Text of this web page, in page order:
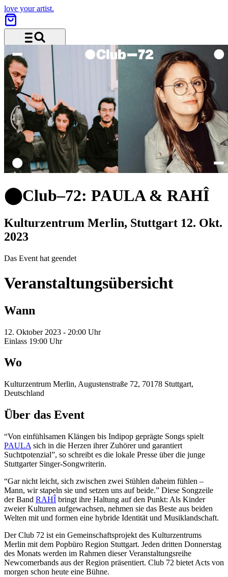
love your artist.
Menü und Suche
⬤Club–72: PAULA & RAHÎ
Kulturzentrum Merlin, Stuttgart 12. Okt.
2023
Das Event hat geendet
Veranstaltungsübersicht
Wann
12. Oktober 2023 - 20:00 Uhr
Einlass 19:00 Uhr
Wo
Kulturzentrum Merlin, Augustenstraße 72, 70178 Stuttgart,
Deutschland
Über das Event
“Von einfühlsamen Klängen bis Indipop geprägte Songs spielt
PAULA sich in die Herzen ihrer Zuhörer und garantiert
Suchtpotenzial”, so schreibt es die lokale Presse über die junge
Stuttgarter Singer-Songwriterin.
“Gar nicht leicht, sich zwischen zwei Stühlen daheim fühlen –
Mann, wir stapeln sie und setzen uns auf beide.” Diese Songzeile
der Band RAHÎ bringt ihre Haltung auf den Punkt: Als Kinder
zweier Kulturen aufgewachsen, nehmen sie das Beste aus beiden
Welten mit und formen eine hybride Identität und Musiklandschaft.
Der Club 72 ist ein Gemeinschaftsprojekt des Kulturzentrums
Merlin mit dem Popbüro Region Stuttgart. Jeden dritten Donnerstag
des Monats werden im Rahmen dieser Veranstaltungsreihe
Newcomerbands aus der Region präsentiert. Club 72 bietet Acts von
morgen schon heute eine Bühne.